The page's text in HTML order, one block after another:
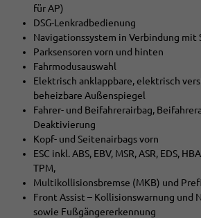
für AP)
DSG-Lenkradbedienung
Navigationssystem in Verbindung mit
Parksensoren vorn und hinten
Fahrmodusauswahl
Elektrisch anklappbare, elektrisch
beheizbare Außenspiegel
Fahrer- und Beifahrerairbag,
Deaktivierung
Kopf- und Seitenairbags vorn
ESC inkl. ABS, EBV, MSR, ASR, EDS,
TPM,
Multikollisionsbremse (MKB) und
Front Assist – Kollisionswarnung und
sowie Fußgängererkennung